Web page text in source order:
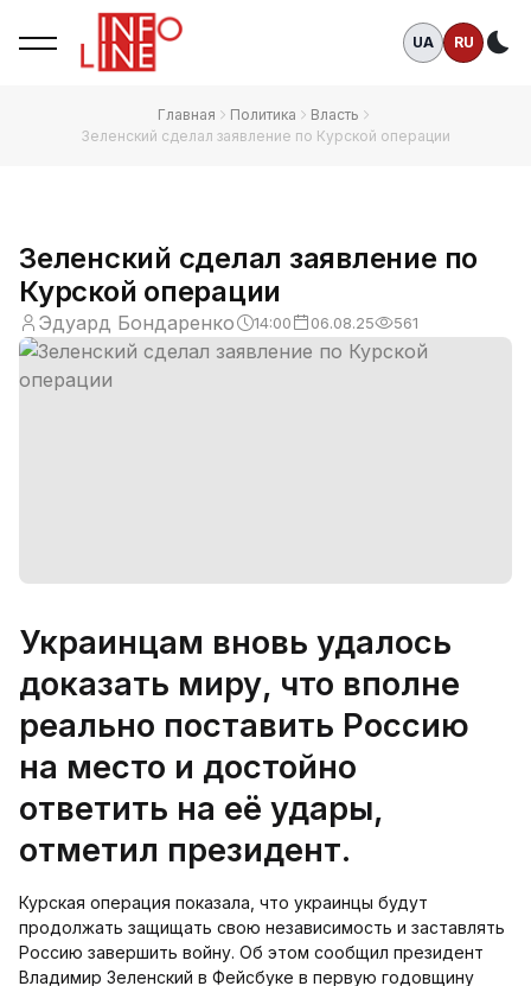
UA RU
Главная Политика
Власть
Зеленский сделал заявление по Курской операции
Зеленский сделал заявление по
Курской операции
Эдуард Бондаренко 14:00 06.08.25 561
Украинцам вновь удалось
доказать миру, что вполне
реально поставить Россию
на место и достойно
ответить на её удары,
отметил президент.
Курская операция показала, что украинцы будут
продолжать защищать свою независимость и заставлять
Россию завершить войну. Об этом сообщил президент
Владимир Зеленский в Фейсбуке в первую годовщину